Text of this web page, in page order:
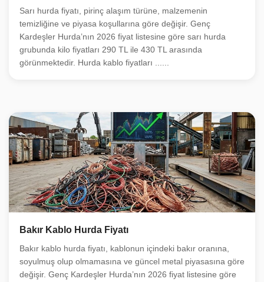
Sarı hurda fiyatı, pirinç alaşım türüne, malzemenin
temizliğine ve piyasa koşullarına göre değişir. Genç
Kardeşler Hurda’nın 2026 fiyat listesine göre sarı hurda
grubunda kilo fiyatları 290 TL ile 430 TL arasında
görünmektedir. Hurda kablo fiyatları ......
Bakır Kablo Hurda Fiyatı
Bakır kablo hurda fiyatı, kablonun içindeki bakır oranına,
soyulmuş olup olmamasına ve güncel metal piyasasına göre
değişir. Genç Kardeşler Hurda’nın 2026 fiyat listesine göre